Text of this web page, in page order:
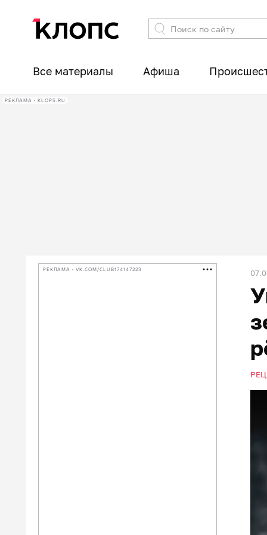
Все материалы Афиша
РЕКЛАМА • KLOPS.RU
РЕКЛАМА • VK.COM/CLUB174147223